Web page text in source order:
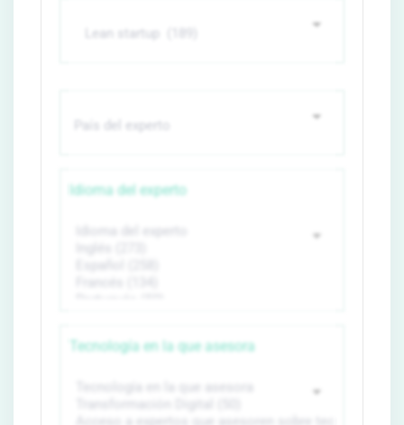
Idioma del experto
Tecnología en la que asesora